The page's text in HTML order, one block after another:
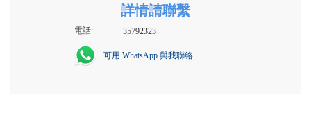
詳情請聯繫
電話: 35792323
可用 WhatsApp 與我聯絡